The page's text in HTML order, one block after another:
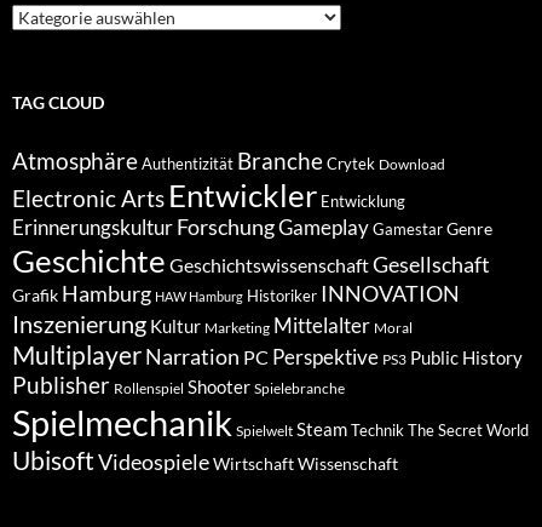
Suche
nach
TAG CLOUD
Atmosphäre Authentizität Branche Crytek Download
Electronic Arts Entwickler Entwicklung
Erinnerungskultur ForschungGameplay Gamestar Genre
Geschichte GeschichtswissenschaftGesellschaft
Grafik Hamburg HAW Hamburg Historiker INNOVATION
Inszenierung Kultur Marketing Mittelalter Moral
MultiplayerNarration PC Perspektive PS3 Public History
Publisher Rollenspiel Shooter Spielebranche
Spielmechanik Spielwelt Steam Technik The Secret World
UbisoftVideospieleWirtschaftWissenschaft